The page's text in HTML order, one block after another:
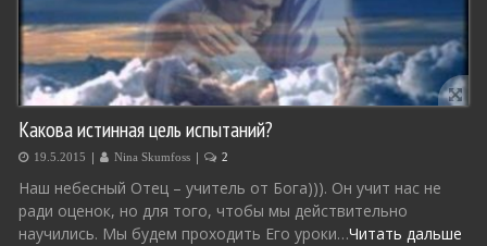
Какова истинная цель испытаний?
19.5.2015 | Nina Skumfoss | 2
Наш небесный Отец – учитель от Бога))). Он учит нас не
ради оценок, но для того, чтобы мы действительно
научились. Мы будем проходить Его уроки…Читать дальше